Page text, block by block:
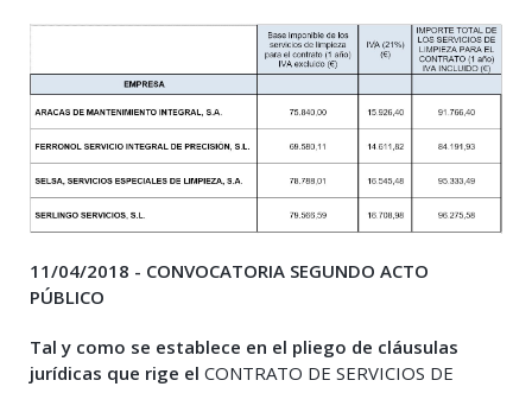
11/04/2018 - CONVOCATORIA SEGUNDO ACTO
PÚBLICO
Tal y como se establece en el pliego de cláusulas
jurídicas que rige el CONTRATO DE SERVICIOS DE